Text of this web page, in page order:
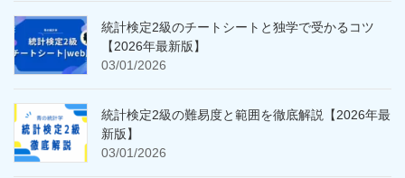
統計検定2級のチートシートと独学で受かるコツ
【2026年最新版】
03/01/2026
統計検定2級の難易度と範囲を徹底解説【2026年最
新版】
03/01/2026